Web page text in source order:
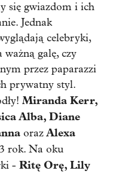
się gwiazdom i ich
Jednak
celebryki,
galę, czy
przez paparazzi
prywatny styl.
Miranda Kerr,
Alba, Diane
orazAlexa
rok. Na oku
- Ritę Orę, Lily